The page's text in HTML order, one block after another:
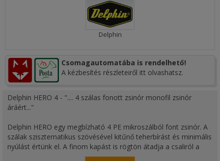
Delphin
Csomagautomatába is rendelhető!
A kézbesítés részleteiről itt olvashatsz.
Delphin HERO 4 - ".... 4 szálas fonott zsinór monofil zsinór
áráért..."
Delphin HERO egy megbízható 4 PE mikroszálból font zsinór. A
szálak szisztematikus szövésével kitűnő teherbírást és minimális
nyúlást értünk el. A finom kapást is rögtön átadja a csaliról a
horgászbotra, ami lehetővé teszi a gyorsabb reakcióidőt mint a